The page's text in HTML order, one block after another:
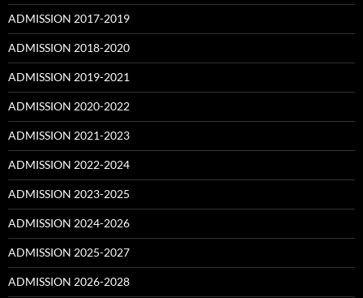
ADMISSION 2017-2019
ADMISSION 2018-2020
ADMISSION 2019-2021
ADMISSION 2020-2022
ADMISSION 2021-2023
ADMISSION 2022-2024
ADMISSION 2023-2025
ADMISSION 2024-2026
ADMISSION 2025-2027
ADMISSION 2026-2028